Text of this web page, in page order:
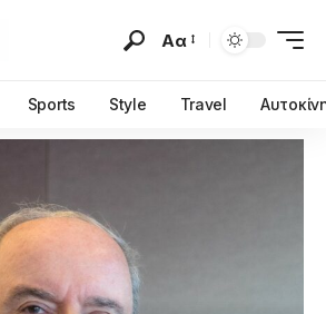
Αα
Sports Style Travel